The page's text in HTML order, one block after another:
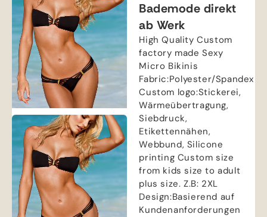
Bademode direkt
ab Werk
High Quality Custom
factory made Sexy
Micro Bikinis
Fabric:Polyester/Spandex
Custom logo:Stickerei,
Wärmeübertragung,
Siebdruck,
Etikettennähen,
Webbund, Silicone
printing Custom size
from kids size to adult
plus size. Z.B: 2XL
Design:Basierend auf
Kundenanforderungen